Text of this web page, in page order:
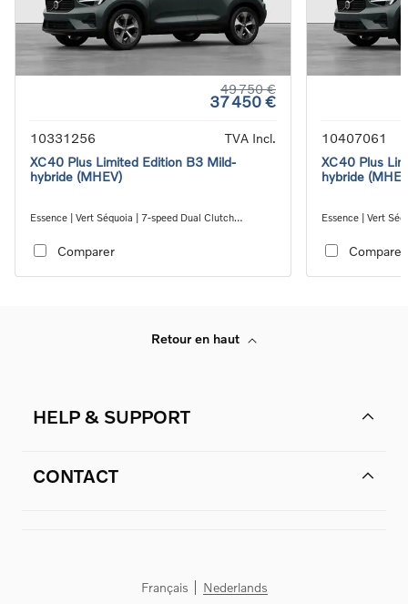
49 750 €
37 450 €
10331256
TVA Incl.
XC40 Plus Limited Edition B3 Mild-
hybride (MHEV)
Essence | Vert Séquoia | 7-speed Dual Clutch
Comparer
10407061
XC40 Plus
hybride
Essence | Vert
Comparer
Retour en haut
HELP & SUPPORT
CONTACT
Français Nederlands